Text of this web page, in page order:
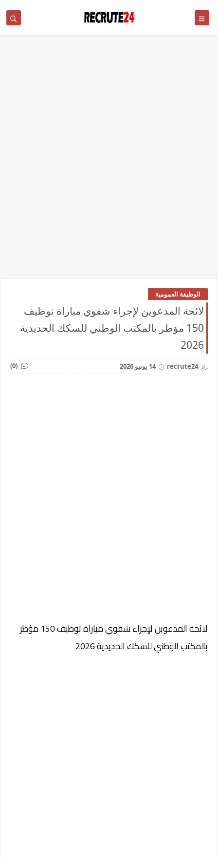
الوظيفة العمومية
لائحة المدعوين لإجراء شفوي مباراة توظيف
150 مؤطر بالمكتب الوطني للسكك الحديدية
2026
recrute24 14 يونيو 2026 (0)
لائحة المدعوين لإجراء شفوي مباراة توظيف 150 مؤطر
بالمكتب الوطني للسكك الحديدية 2026